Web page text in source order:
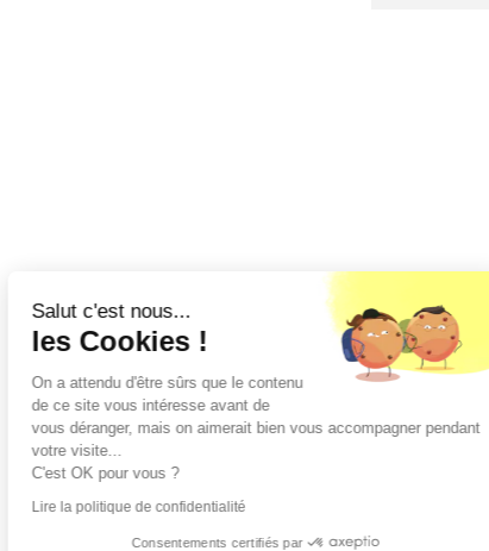
Salut c'est nous...
les Cookies !
On a attendu d'être sûrs que le contenu
de ce site vous intéresse avant de
vous déranger, mais on aimerait bien vous accompagner pendant
votre visite...
C'est OK pour vous ?
Lire la politique de confidentialité
Consentements certifiés par